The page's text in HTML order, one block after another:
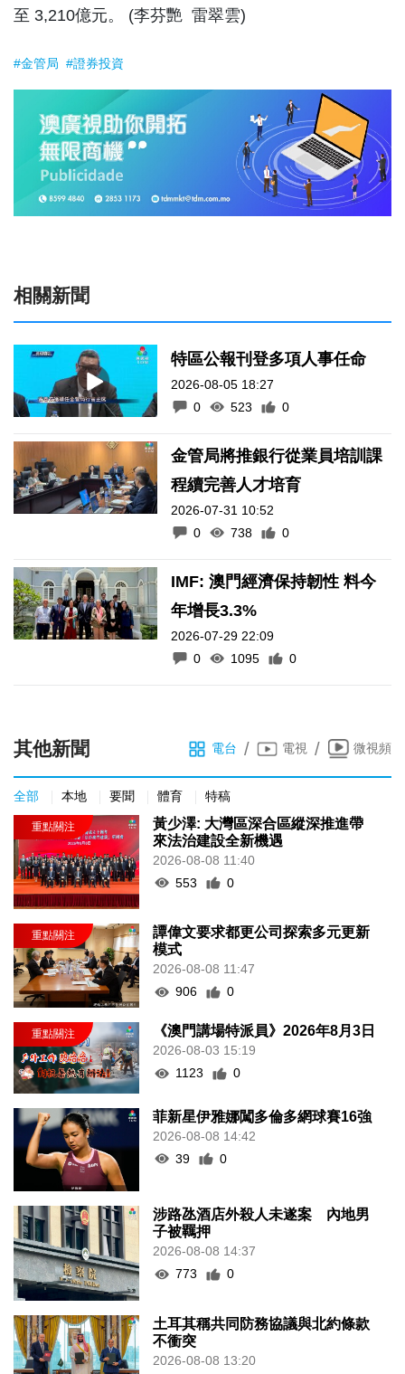
至 3,210億元。 (李芬艷 雷翠雲)
#金管局 #證券投資
相關新聞
特區公報刊登多項人事任命
2026-08-05 18:27
0
523 0
金管局將推銀行從業員培訓課
程續完善人才培育
2026-07-31 10:52
0
738 0
IMF: 澳門經濟保持韌性 料今
年增長3.3%
2026-07-29 22:09
0
1095 0
其他新聞 電台 / 電視 / 微視頻
全部 本地 要聞 體育 特稿
黃少澤: 大灣區深合區縱深推進帶
來法治建設全新機遇
2026-08-08 11:40
553
0
譚偉文要求都更公司探索多元更新
模式
2026-08-08 11:47
906
0
《澳門講場特派員》2026年8月3日
2026-08-03 15:19
1123
0
菲新星伊雅娜闖多倫多網球賽16強
2026-08-08 14:42
39
0
涉路氹酒店外殺人未遂案 內地男
子被羈押
2026-08-08 14:37
773
0
土耳其稱共同防務協議與北約條款
不衝突
2026-08-08 13:20